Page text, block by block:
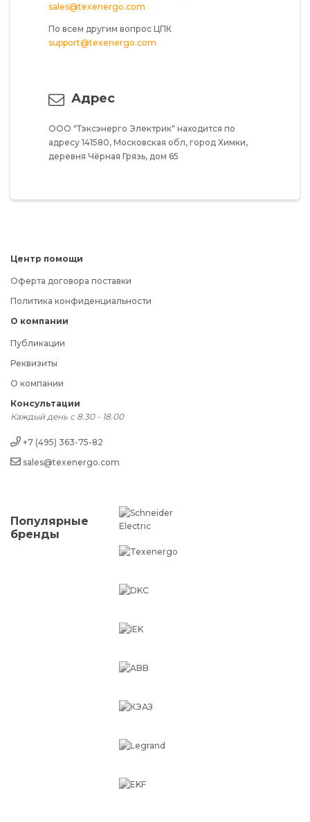
sales@texenergo.com
По всем другим вопрос ЦПК
support@texenergo.com
Адрес
ООО "Тэксэнерго Электрик" находится по
адресу 141580, Московская обл, город Химки,
деревня Чёрная Грязь, дом 65
Центр помощи
Оферта договора поставки
Политика конфиденциальности
О компании
Публикации
Реквизиты
О компании
Консультации
Каждый день с 8.30 - 18.00
+7 (495) 363-75-82
sales@texenergo.com
Популярные
бренды